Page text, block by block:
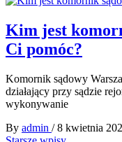
Kim jest
Ci pomóc?
Komornik sądowy
działający przy sądzie
wykonywanie
By admin / 8 kwietnia